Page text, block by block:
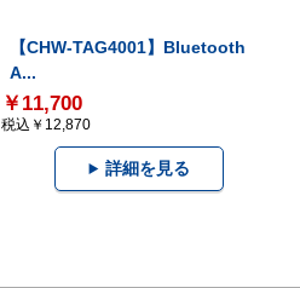
【CHW-TAG4001】Bluetooth
A...
￥11,700
税込￥12,870
詳細を見る